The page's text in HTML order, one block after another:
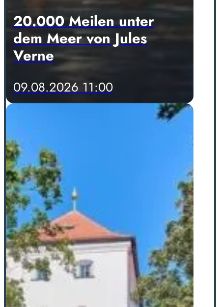
20.000 Meilen unter
dem Meer von Jules
Verne
09.08.2026 11:00